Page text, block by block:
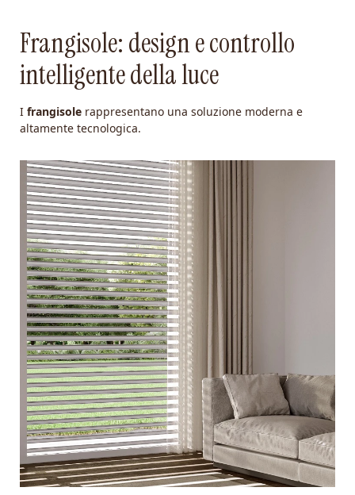
Frangisole: design e controllo
intelligente della luce
I frangisole rappresentano una soluzione moderna e
altamente tecnologica.